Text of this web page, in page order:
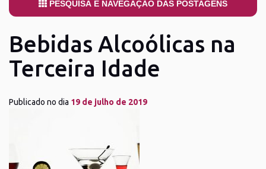
PESQUISA E NAVEGAÇÃO DAS POSTAGENS
Bebidas Alcoólicas na
Terceira Idade
Publicado no dia 19 de julho de 2019